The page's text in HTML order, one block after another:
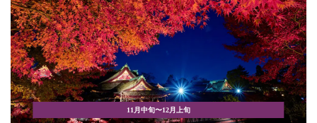
11月中旬〜12月上旬